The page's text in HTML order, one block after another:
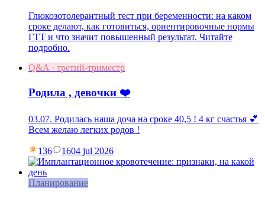
Глюкозотолерантный тест при беременности: на каком
сроке делают, как готовиться, ориентировочные нормы
ГТТ и что значит повышенный результат. Читайте
подробно.
Q&A · третий-триместр
Родила , девочки ❤️
03.07. Родилась наша доча на сроке 40,5 ! 4 кг счастья 💕
Всем желаю легких родов !
136 1604 jul 2026
Планирование